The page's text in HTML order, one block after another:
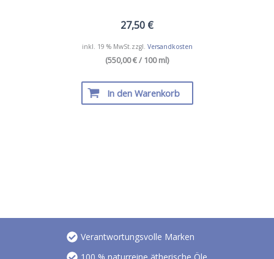
27,50 €
inkl. 19 % MwSt.zzgl. Versandkosten
(550,00 € / 100 ml)
In den Warenkorb
Verantwortungsvolle Marken
100 % naturreine ätherische Öle